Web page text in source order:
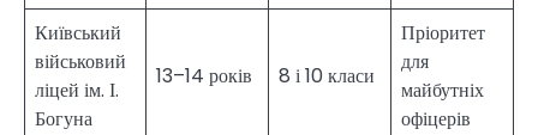
Київський
військовий
ліцей ім. І.
Богуна
13–14 років 8 і 10 класи
Пріоритет
для
майбутніх
офіцерів